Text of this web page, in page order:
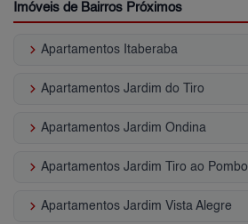
Imóveis de Bairros Próximos
keyboard_arrow_right Apartamentos Itaberaba
keyboard_arrow_right Apartamentos Jardim do Tiro
keyboard_arrow_right Apartamentos Jardim Ondina
keyboard_arrow_right Apartamentos Jardim Tiro ao Pombo
keyboard_arrow_right Apartamentos Jardim Vista Alegre